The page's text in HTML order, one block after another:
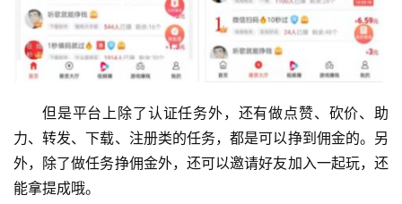
但是平台上除了认证任务外，还有做点赞、砍价、助
力、转发、下载、注册类的任务，都是可以挣到佣金的。另
外，除了做任务挣佣金外，还可以邀请好友加入一起玩，还
能拿提成哦。